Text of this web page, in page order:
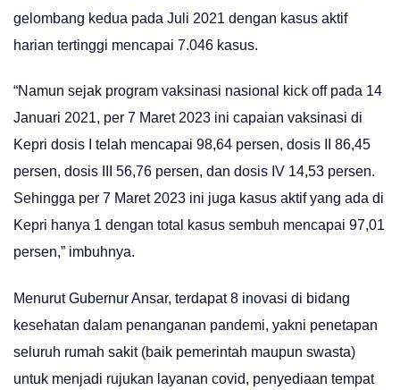
gelombang kedua pada Juli 2021 dengan kasus aktif
harian tertinggi mencapai 7.046 kasus.
“Namun sejak program vaksinasi nasional kick off pada 14
Januari 2021, per 7 Maret 2023 ini capaian vaksinasi di
Kepri dosis I telah mencapai 98,64 persen, dosis II 86,45
persen, dosis III 56,76 persen, dan dosis IV 14,53 persen.
Sehingga per 7 Maret 2023 ini juga kasus aktif yang ada di
Kepri hanya 1 dengan total kasus sembuh mencapai 97,01
persen,” imbuhnya.
Menurut Gubernur Ansar, terdapat 8 inovasi di bidang
kesehatan dalam penanganan pandemi, yakni penetapan
seluruh rumah sakit (baik pemerintah maupun swasta)
untuk menjadi rujukan layanan covid, penyediaan tempat